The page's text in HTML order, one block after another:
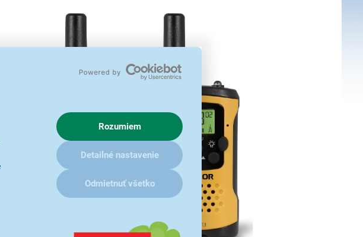
Rozumiem
Detailné nastavenie
Odmietnuť všetko